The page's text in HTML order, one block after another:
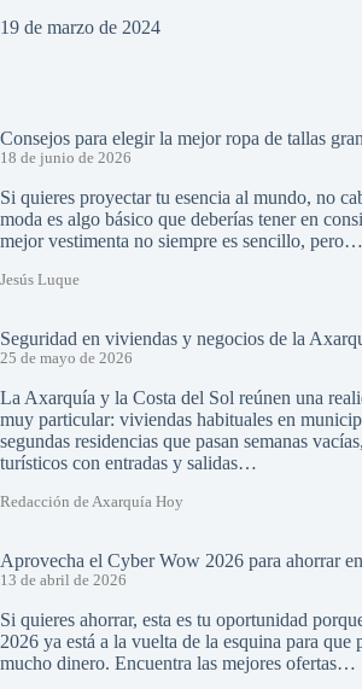
19 de marzo de 2024
Consejos para elegir la mejor ropa de tallas
18 de junio de 2026
Si quieres proyectar tu esencia al mundo, no
moda es algo básico que deberías tener en
mejor vestimenta no siempre es sencillo, pero…
Jesús Luque
Seguridad en viviendas y negocios de la
25 de mayo de 2026
La Axarquía y la Costa del Sol reúnen una
muy particular: viviendas habituales en
segundas residencias que pasan semanas
turísticos con entradas y salidas…
Redacción de Axarquía Hoy
Aprovecha el Cyber Wow 2026 para ahorrar
13 de abril de 2026
Si quieres ahorrar, esta es tu oportunidad
2026 ya está a la vuelta de la esquina para que
mucho dinero. Encuentra las mejores ofertas…